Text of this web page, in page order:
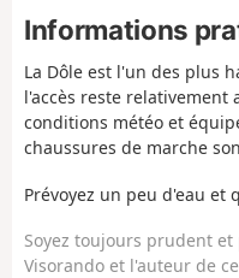
Informations
La Dôle est l'un des plus
l'accès reste relativement
conditions météo et
chaussures de marche
Prévoyez un peu d'eau et
Soyez toujours prudent
Visorando et l'auteur de